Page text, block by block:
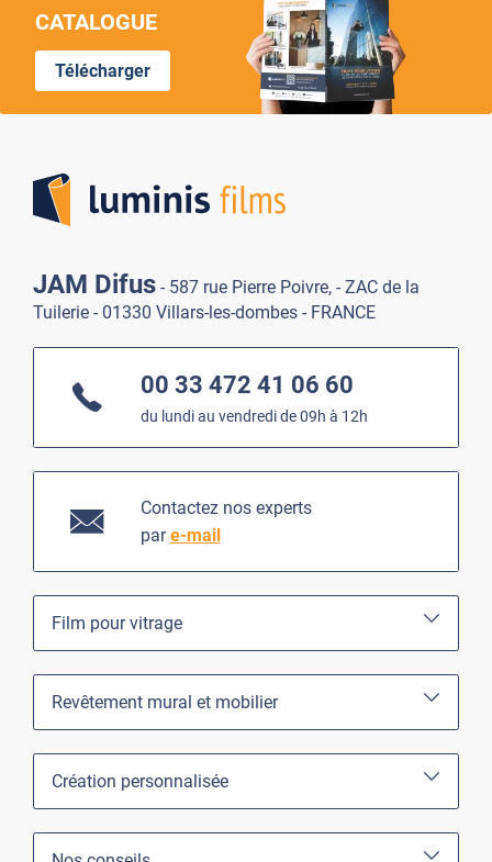
CATALOGUE
Télécharger
JAM Difus - 587 rue Pierre Poivre, - ZAC de la
Tuilerie - 01330 Villars-les-dombes - FRANCE
00 33 472 41 06 60
du lundi au vendredi de 09h à 12h
Contactez nos experts
pare-mail
Film pour vitrage
Revêtement mural et mobilier
Création personnalisée